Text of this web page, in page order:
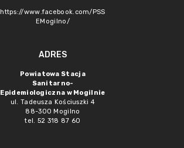
https://www.facebook.com/PSS
EMogilno/
ADRES
Powiatowa Stacja
Sanitarno-
Epidemiologiczna w Mogilnie
ul. Tadeusza Kościuszki 4
88-300 Mogilno
tel. 52 318 87 60